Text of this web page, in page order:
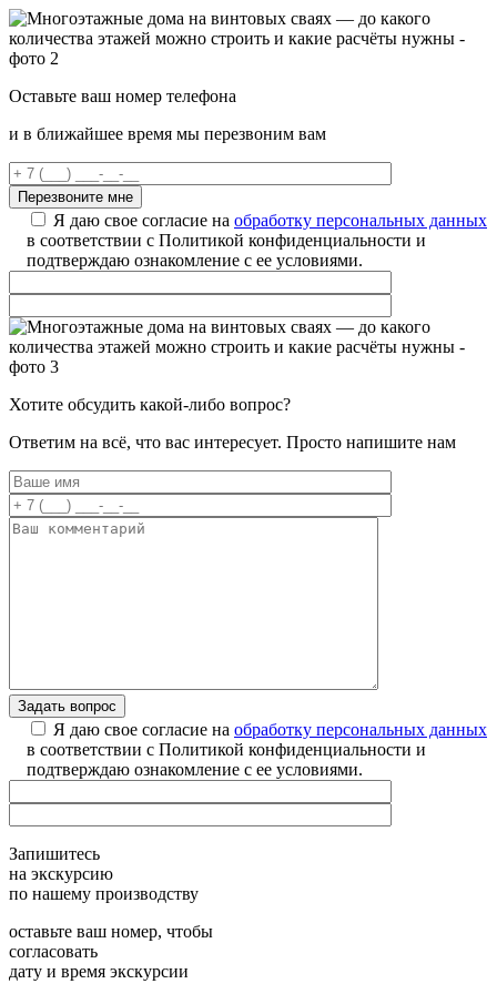
Оставьте ваш номер телефона
и в ближайшее время мы перезвоним вам
Я даю свое согласие на обработку персональных данных
в соответствии с Политикой конфиденциальности и
подтверждаю ознакомление с ее условиями.
Хотите обсудить какой-либо вопрос?
Ответим на всё, что вас интересует. Просто напишите нам
Я даю свое согласие на обработку персональных данных
в соответствии с Политикой конфиденциальности и
подтверждаю ознакомление с ее условиями.
Запишитесь
на экскурсию
по нашему производству
оставьте ваш номер, чтобы
согласовать
дату и время экскурсии